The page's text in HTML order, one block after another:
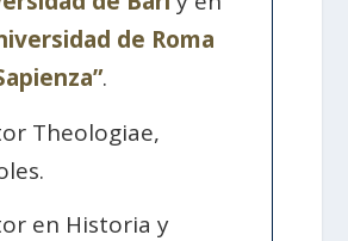
de Roma
.
Theologiae,
en Historia y